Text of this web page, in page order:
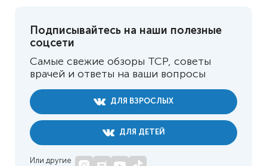
Подписывайтесь на наши полезные
соцсети
Самые свежие обзоры ТСР, советы
врачей и ответы на ваши вопросы
ДЛЯ ВЗРОСЛЫХ
ДЛЯ ДЕТЕЙ
Или другие